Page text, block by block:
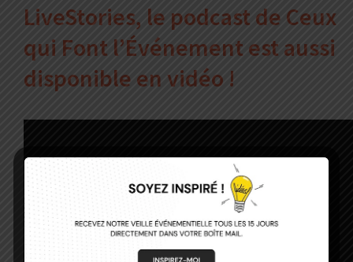
LiveStories, le podcast de Ceux
qui Font l’Événement est aussi
disponible en vidéo !